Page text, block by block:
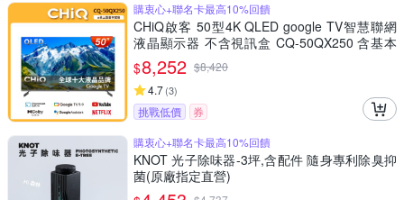
購衷心+聯名卡最高10%回饋
CHiQ啟客 50型4K QLED google TV智慧聯網
液晶顯示器 不含視訊盒 CQ-50QX250 含基本
安裝+舊機回收
$8,252 $8,420
4.7(3)
挑戰低價
券
購衷心+聯名卡最高10%回饋
KNOT 光子除味器-3坪,含配件 隨身專利除臭抑
菌(原廠指定直營)